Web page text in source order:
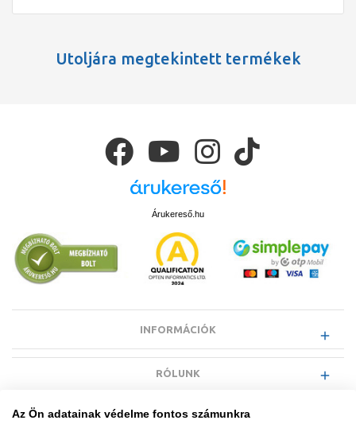
Utoljára megtekintett termékek
Árukereső.hu
INFORMÁCIÓK
RÓLUNK
EGYÉB INFORMÁCIÓK
Az Ön adatainak védelme fontos számunkra